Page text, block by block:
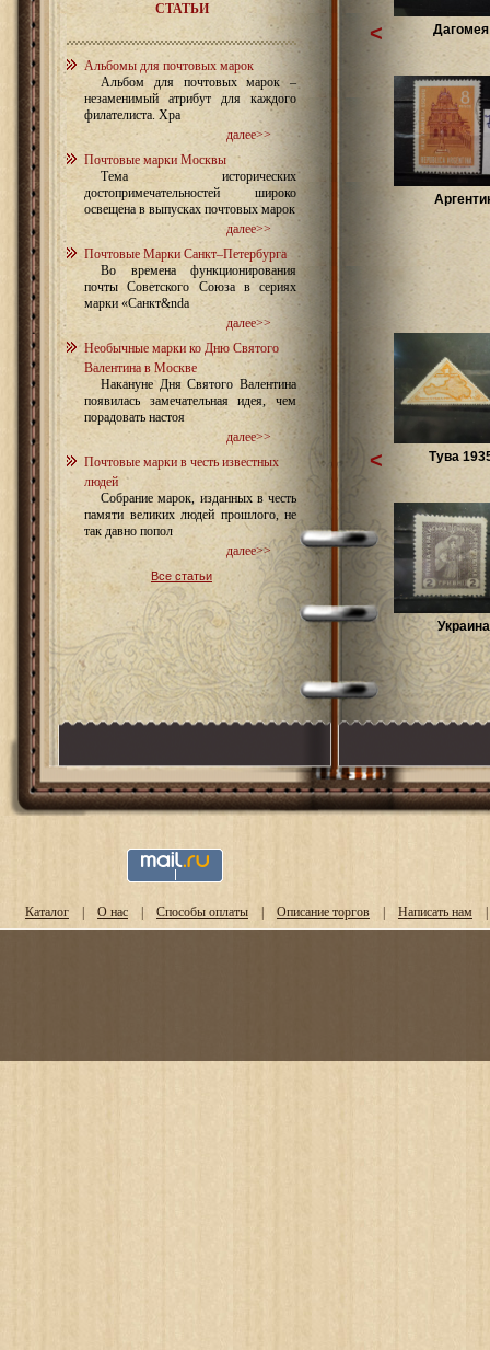
СТАТЬИ
Альбомы для почтовых марок
Альбом для почтовых марок –
незаменимый атрибут для каждого
филателиста. Хра
далее>>
Почтовые марки Москвы
Тема исторических
достопримечательностей широко
освещена в выпусках почтовых марок
далее>>
Почтовые Марки Санкт–Петербурга
Во времена функционирования
почты Советского Союза в сериях
марки «Санкт&nda
далее>>
Необычные марки ко Дню Святого
Валентина в Москве
Накануне Дня Святого Валентина
появилась замечательная идея, чем
порадовать настоя
далее>>
Почтовые марки в честь известных
людей
Собрание марок, изданных в честь
памяти великих людей прошлого, не
так давно попол
далее>>
Все статьи
<
Тува
<
Каталог | О нас | Способы оплаты | Описание торгов | Написать нам |